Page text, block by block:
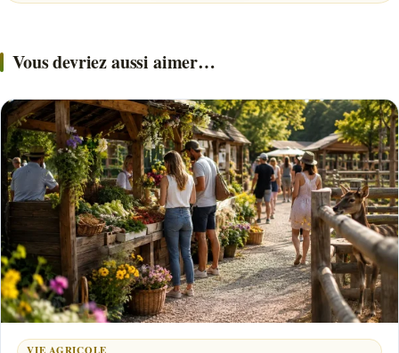
Vous devriez aussi aimer…